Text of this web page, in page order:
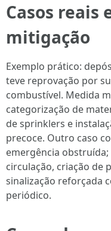
Casos reais
mitigação
Exemplo prático:
teve reprovação por
combustível. Medida
categorização de
de sprinklers e
precoce. Outro caso
emergência
circulação, criação de
sinalização reforçada
periódico.